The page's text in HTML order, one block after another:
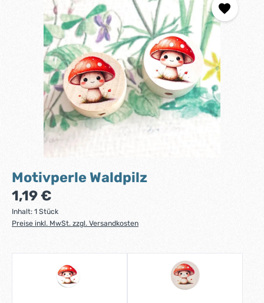
Motivperle Waldpilz
Regulärer Preis:
1,19 €
Inhalt: 1 Stück
Preise inkl. MwSt. zzgl. Versandkosten